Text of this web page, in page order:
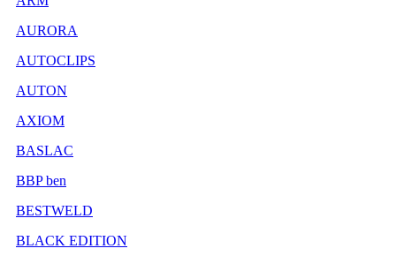
AURORA
AUTOCLIPS
AUTON
AXIOM
BASLAC
BBP ben
BESTWELD
BLACK EDITION